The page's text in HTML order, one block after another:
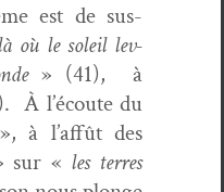
est de sus­
où le soleil lev­
» (41),
à
À l’écoute du
à l’affût des
sur « les ter­res